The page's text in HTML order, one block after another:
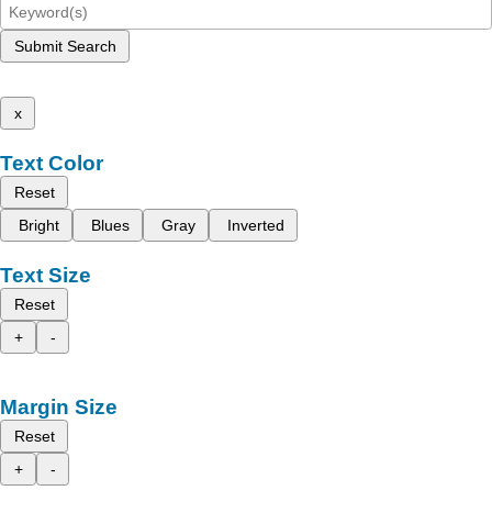
Submit Search
x
Text Color
Reset
Bright
Blues Gray Inverted
Text Size
Reset
+
-
Margin Size
Reset
+
-